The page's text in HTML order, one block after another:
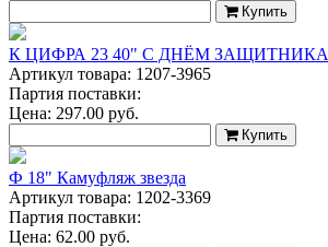
Купить
К ЦИФРА 23 40" С ДНЁМ ЗАЩИТНИКА
Артикул товара: 1207-3965
Партия поставки:
Цена: 297.00 руб.
Купить
Ф 18" Камуфляж звезда
Артикул товара: 1202-3369
Партия поставки:
Цена: 62.00 руб.